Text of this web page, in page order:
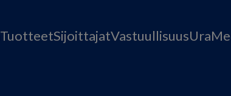
TuotteetSijoittajatVastuullisuusUra